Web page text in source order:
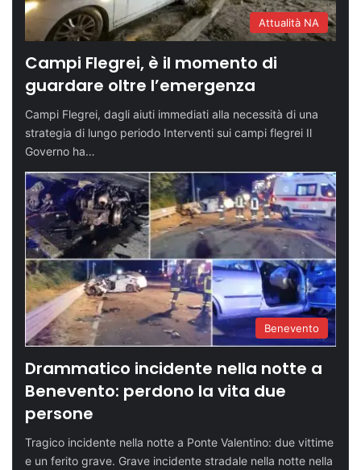
Attualità NA
Campi Flegrei, è il momento di
guardare oltre l’emergenza
Campi Flegrei, dagli aiuti immediati alla necessità di una
strategia di lungo periodo Interventi sui campi flegrei Il
Governo ha…
Benevento
Drammatico incidente nella notte a
Benevento: perdono la vita due
persone
Tragico incidente nella notte a Ponte Valentino: due vittime
e un ferito grave. Grave incidente stradale nella notte nella